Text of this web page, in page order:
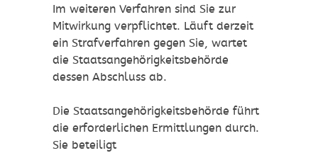
Im weiteren Verfahren sind Sie zur
Mitwirkung verpflichtet. Läuft derzeit
ein Strafverfahren gegen Sie, wartet
die Staatsangehörigkeitsbehörde
dessen Abschluss ab.
Die Staatsangehörigkeitsbehörde führt
die erforderlichen Ermittlungen durch.
Sie beteiligt